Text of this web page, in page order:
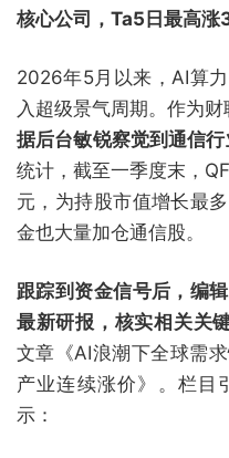
核心公司，Ta5日最高涨
2026年5月以来，AI算
入超级景气周期。作为财
据后台敏锐察觉到通信
统计，截至一季度末，
元，为持股市值增长最
金也大量加仓通信股。
跟踪到资金信号后，编
最新研报，核实相关关
文章《AI浪潮下全球需
产业连续涨价》。栏目
示：